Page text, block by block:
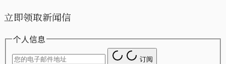
立即领取新闻信
个人信息
订阅